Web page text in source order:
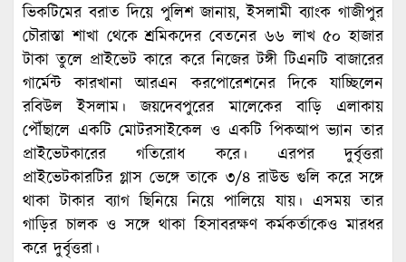
ভিকটিমের বরাত দিয়ে পুলিশ জানায়, ইসলামী ব্যাংক গাজীপুর
চৌরাস্তা শাখা থেকে শ্রমিকদের বেতনের ৬৬ লাখ ৫০ হাজার
টাকা তুলে প্রাইভেট কারে করে নিজের টঙ্গী টিএনটি বাজারের
গার্মেন্ট কারখানা আরএন করপোরেশনের দিকে যাচ্ছিলেন
রবিউল ইসলাম। জয়দেবপুরের মালেকের বাড়ি এলাকায়
পৌঁছালে একটি মোটরসাইকেল ও একটি পিকআপ ভ্যান তার
প্রাইভেটকারের গতিরোধ করে। এরপর দুর্বৃত্তরা
প্রাইভেটকারটির গ্লাস ভেঙ্গে তাকে ৩/৪ রাউন্ড গুলি করে সঙ্গে
থাকা টাকার ব্যাগ ছিনিয়ে নিয়ে পালিয়ে যায়। এসময় তার
গাড়ির চালক ও সঙ্গে থাকা হিসাবরক্ষণ কর্মকর্তাকেও মারধর
করে দুর্বৃত্তরা।